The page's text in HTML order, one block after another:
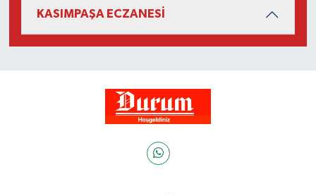
KASIMPAŞA ECZANESİ